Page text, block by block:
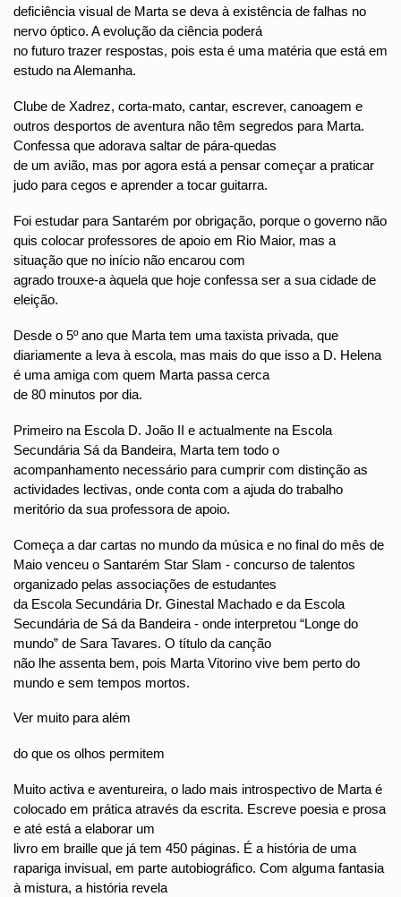
deficiência visual de Marta se deva à existência de falhas no
nervo óptico. A evolução da ciência poderá
no futuro trazer respostas, pois esta é uma matéria que está em
estudo na Alemanha.
Clube de Xadrez, corta-mato, cantar, escrever, canoagem e
outros desportos de aventura não têm segredos para Marta.
Confessa que adorava saltar de pára-quedas
de um avião, mas por agora está a pensar começar a praticar
judo para cegos e aprender a tocar guitarra.
Foi estudar para Santarém por obrigação, porque o governo não
quis colocar professores de apoio em Rio Maior, mas a
situação que no início não encarou com
agrado trouxe-a àquela que hoje confessa ser a sua cidade de
eleição.
Desde o 5º ano que Marta tem uma taxista privada, que
diariamente a leva à escola, mas mais do que isso a D. Helena
é uma amiga com quem Marta passa cerca
de 80 minutos por dia.
Primeiro na Escola D. João II e actualmente na Escola
Secundária Sá da Bandeira, Marta tem todo o
acompanhamento necessário para cumprir com distinção as
actividades lectivas, onde conta com a ajuda do trabalho
meritório da sua professora de apoio.
Começa a dar cartas no mundo da música e no final do mês de
Maio venceu o Santarém Star Slam - concurso de talentos
organizado pelas associações de estudantes
da Escola Secundária Dr. Ginestal Machado e da Escola
Secundária de Sá da Bandeira - onde interpretou “Longe do
mundo” de Sara Tavares. O título da canção
não lhe assenta bem, pois Marta Vitorino vive bem perto do
mundo e sem tempos mortos.
Ver muito para além
do que os olhos permitem
Muito activa e aventureira, o lado mais introspectivo de Marta é
colocado em prática através da escrita. Escreve poesia e prosa
e até está a elaborar um
livro em braille que já tem 450 páginas. É a história de uma
rapariga invisual, em parte autobiográfico. Com alguma fantasia
à mistura, a história revela